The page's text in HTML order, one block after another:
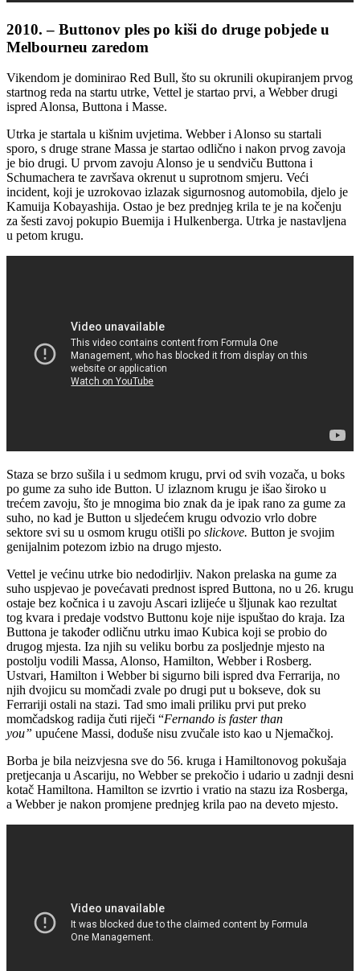
2010. – Buttonov ples po kiši do druge pobjede u
Melbourneu zaredom
Vikendom je dominirao Red Bull, što su okrunili okupiranjem prvog
startnog reda na startu utrke, Vettel je startao prvi, a Webber drugi
ispred Alonsa, Buttona i Masse.
Utrka je startala u kišnim uvjetima. Webber i Alonso su startali
sporo, s druge strane Massa je startao odlično i nakon prvog zavoja
je bio drugi. U prvom zavoju Alonso je u sendviču Buttona i
Schumachera te završava okrenut u suprotnom smjeru. Veći
incident, koji je uzrokovao izlazak sigurnosnog automobila, djelo je
Kamuija Kobayashija. Ostao je bez prednjeg krila te je na kočenju
za šesti zavoj pokupio Buemija i Hulkenberga. Utrka je nastavljena
u petom krugu.
Staza se brzo sušila i u sedmom krugu, prvi od svih vozača, u boks
po gume za suho ide Button. U izlaznom krugu je išao široko u
trećem zavoju, što je mnogima bio znak da je ipak rano za gume za
suho, no kad je Button u sljedećem krugu odvozio vrlo dobre
sektore svi su u osmom krugu otišli po slickove. Button je svojim
genijalnim potezom izbio na drugo mjesto.
Vettel je većinu utrke bio nedodirljiv. Nakon prelaska na gume za
suho uspjevao je povećavati prednost ispred Buttona, no u 26. krugu
ostaje bez kočnica i u zavoju Ascari izlijeće u šljunak kao rezultat
tog kvara i predaje vodstvo Buttonu koje nije ispuštao do kraja. Iza
Buttona je također odličnu utrku imao Kubica koji se probio do
drugog mjesta. Iza njih su veliku borbu za posljednje mjesto na
postolju vodili Massa, Alonso, Hamilton, Webber i Rosberg.
Ustvari, Hamilton i Webber bi sigurno bili ispred dva Ferrarija, no
njih dvojicu su momčadi zvale po drugi put u bokseve, dok su
Ferrariji ostali na stazi. Tad smo imali priliku prvi put preko
momčadskog radija čuti riječi “Fernando is faster than
you” upućene Massi, doduše nisu zvučale isto kao u Njemačkoj.
Borba je bila neizvjesna sve do 56. kruga i Hamiltonovog pokušaja
pretjecanja u Ascariju, no Webber se prekočio i udario u zadnji desni
kotač Hamiltona. Hamilton se izvrtio i vratio na stazu iza Rosberga,
a Webber je nakon promjene prednjeg krila pao na deveto mjesto.